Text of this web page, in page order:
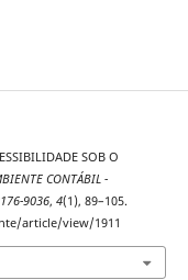
SOB O
CONTÁBIL -
9036, 4(1), 89–105.
article/view/1911